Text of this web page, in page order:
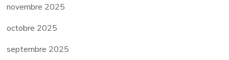
novembre 2025
octobre 2025
septembre 2025